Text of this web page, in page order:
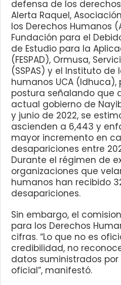
defensa de los
Alerta Raquel,
los Derechos Humanos
Fundación para el
de Estudio para la
(FESPAD), Ormusa,
(SSPAS) y el Instituto de
humanos UCA (Idhuca),
postura señalando que
actual gobierno de
y junio de 2022, se
ascienden a 6,443 y
mayor incremento en
desapariciones entre
Durante el régimen de
organizaciones que
humanos han recibido
desapariciones.
Sin embargo, el
para los Derechos
cifras. “Lo que no es
credibilidad, no
datos suministrados
oficial”, manifestó.